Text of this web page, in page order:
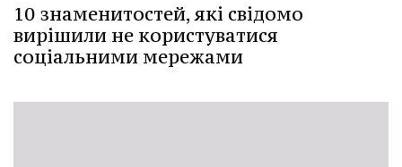
10 знаменитостей, які свідомо
вирішили не користуватися
соціальними мережами